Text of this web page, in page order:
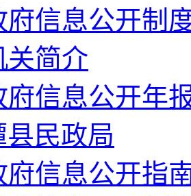
府信息公开制
关简介
府信息公开年
县民政局
府信息公开指